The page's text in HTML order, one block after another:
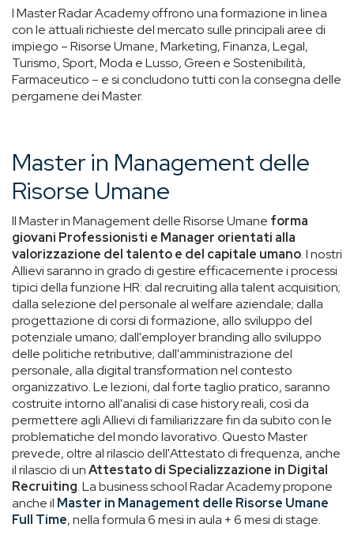
I Master Radar Academy offrono una formazione in linea
con le attuali richieste del mercato sulle principali aree di
impiego – Risorse Umane, Marketing, Finanza, Legal,
Turismo, Sport, Moda e Lusso, Green e Sostenibilità,
Farmaceutico – e si concludono tutti con la consegna delle
pergamene dei Master.
Master in Management delle
Risorse Umane
Il Master in Management delle Risorse Umane forma
giovani Professionisti e Manager orientati alla
valorizzazione del talento e del capitale umano. I nostri
Allievi saranno in grado di gestire efficacemente i processi
tipici della funzione HR: dal recruiting alla talent acquisition;
dalla selezione del personale al welfare aziendale; dalla
progettazione di corsi di formazione, allo sviluppo del
potenziale umano; dall'employer branding allo sviluppo
delle politiche retributive; dall'amministrazione del
personale, alla digital transformation nel contesto
organizzativo. Le lezioni, dal forte taglio pratico, saranno
costruite intorno all'analisi di case history reali, così da
permettere agli Allievi di familiarizzare fin da subito con le
problematiche del mondo lavorativo. Questo Master
prevede, oltre al rilascio dell'Attestato di frequenza, anche
il rilascio di unAttestato di Specializzazione in Digital
Recruiting. La business school Radar Academy propone
anche il Master in Management delle Risorse Umane
Full Time, nella formula 6 mesi in aula + 6 mesi di stage.